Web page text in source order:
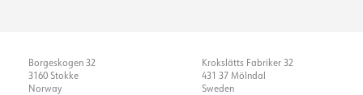
Borgeskogen 32
3160 Stokke
Norway
Krokslätts Fabriker 32
431 37 Mölndal
Sweden